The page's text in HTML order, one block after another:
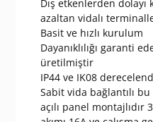
Dış etkenlerden
azaltan vidalı
Basit ve hızlı kurulum
Dayanıklılığı garanti
üretilmiştir
IP44 ve IK08
Sabit vida bağlantılı
açılı panel montajlıdır